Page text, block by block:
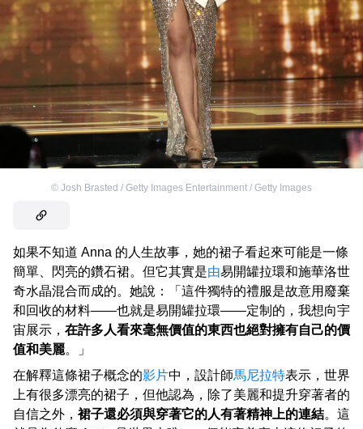
© Josh Brasted / Getty Images Entertainment / Getty Images
如果不知道 Anna 的人生故事，她的裙子看起來可能是一條
簡單、閃亮的鑽石裙。但它其實是由易開罐拉環和施華洛世
奇水晶混合而成的。她說：「這件獨特的禮服是故意用廢棄
和回收的材料——也就是易開罐拉環——定制的，我想向宇
宙展示， 在許多人看來毫無價值的東西也絕對擁有自己的價
值和美麗。」
在解釋這條裙子概念的影片中，設計師馬尼拉特表示，世界
上有很多漂亮的裙子，但他認為，除了美麗和提升穿著者的
自信之外， 裙子還必須與穿著它的人有著精神上的連結。這